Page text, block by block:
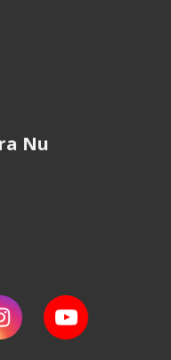
Nu